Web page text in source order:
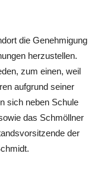
die Genehmigung
herzustellen.
zum einen, weil
aufgrund seiner
sich neben Schule
das Schmöllner
der